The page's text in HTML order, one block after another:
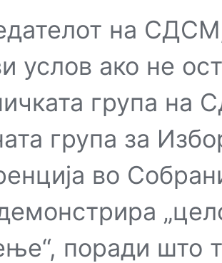
на
услов ако не
група на
група за
во
поради што